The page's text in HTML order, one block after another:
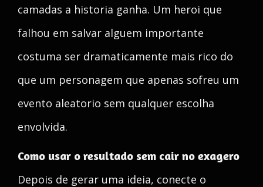
camadas a historia ganha. Um heroi que
falhou em salvar alguem importante
costuma ser dramaticamente mais rico do
que um personagem que apenas sofreu um
evento aleatorio sem qualquer escolha
envolvida.
Como usar o resultado sem cair no exagero
Depois de gerar uma ideia, conecte o